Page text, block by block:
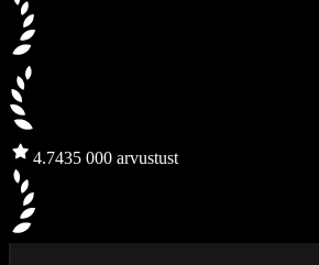
4.7435 000 arvustust